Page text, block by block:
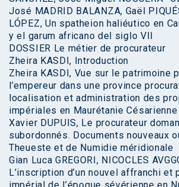
José MADRID BALANZA, Gaël
LÓPEZ, Un spatheion haliéutico en
y el garum africano del siglo VII
DOSSIER Le métier de procurateur
Zheira KASDI, Introduction
Zheira KASDI, Vue sur le patrimoine
l’empereur dans une province
localisation et administration des
impériales en Maurétanie Césarienne
Xavier DUPUIS, Le procurateur
subordonnés. Documents nouveaux
Theueste et de Numidie méridionale
Gian Luca GREGORI, NICOCLES
L’inscription d’un nouvel affranchi et